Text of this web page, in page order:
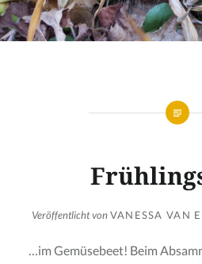
Veröffentlicht vonVANESSA VAN
…im Gemüsebeet! Beim